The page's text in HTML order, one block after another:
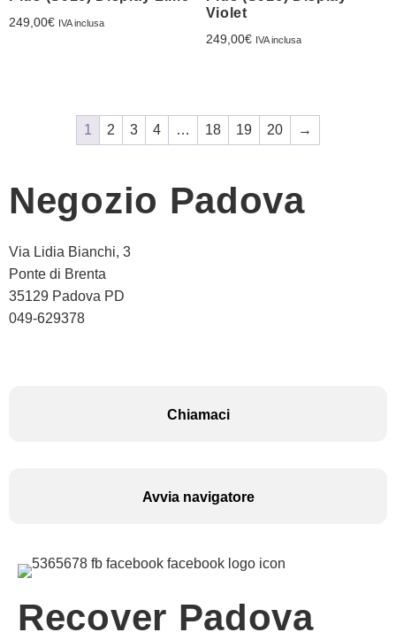
249,00€ IVA inclusa
Violet
249,00€ IVA inclusa
1 2 3 4 … 18 19 20 →
Negozio Padova
Via Lidia Bianchi, 3
Ponte di Brenta
35129 Padova PD
049-629378
Chiamaci
Avvia navigatore
Recover Padova